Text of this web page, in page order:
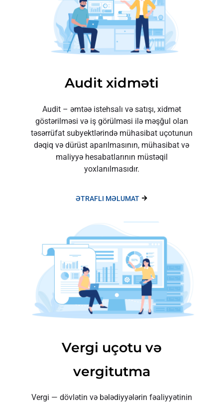
Audit xidməti
Audit – əmtəə istehsalı və satışı, xidmət
göstərilməsi və iş görülməsi ilə məşğul olan
təsərrüfat subyektlərində mühasibat uçotunun
dəqiq və dürüst aparılmasının, mühasibat və
maliyyə hesabatlarının müstəqil
yoxlanılmasıdır.
ƏTRAFLI MƏLUMAT
Vergi uçotu və
vergitutma
Vergi — dövlətin və bələdiyyələrin fəaliyyətinin